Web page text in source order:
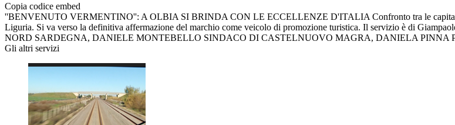
Copia codice embed
''BENVENUTO VERMENTINO'': A OLBIA SI BRINDA CON LE ECCELLENZE D'ITALIA Confronto tra le capitali
Liguria. Si va verso la definitiva affermazione del marchio come veicolo di promozione turistica. Il servizio è di
NORD SARDEGNA, DANIELE MONTEBELLO SINDACO DI CASTELNUOVO MAGRA, DANIELA PINNA
Gli altri servizi